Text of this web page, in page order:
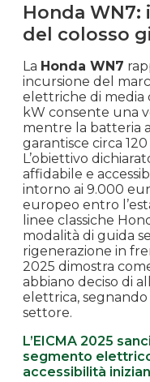
Honda
del colosso
La Honda WN7
incursione del
elettriche di media
kW consente una
mentre la batteria
garantisce circa
L’obiettivo
affidabile e
intorno ai 9.000
europeo entro
linee classiche
modalità di guida
rigenerazione in
2025 dimostra
abbiano deciso di
elettrica,
settore.
L’EICMA 2025
segmento
accessibilità